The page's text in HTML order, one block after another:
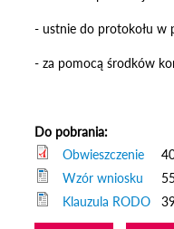
- ustnie do protokołu w
- za pomocą środków
Do pobrania:
Obwieszczenie
Wzór wniosku
Klauzula RODO